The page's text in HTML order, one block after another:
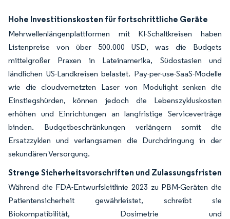
Hohe Investitionskosten für fortschrittliche Geräte
Mehrwellenlängenplattformen mit KI-Schaltkreisen haben
Listenpreise von über 500.000 USD, was die Budgets
mittelgroßer Praxen in Lateinamerika, Südostasien und
ländlichen US-Landkreisen belastet. Pay-per-use-SaaS-Modelle
wie die cloudvernetzten Laser von Modulight senken die
Einstiegshürden, können jedoch die Lebenszykluskosten
erhöhen und Einrichtungen an langfristige Serviceverträge
binden. Budgetbeschränkungen verlängern somit die
Ersatzzyklen und verlangsamen die Durchdringung in der
sekundären Versorgung.
Strenge Sicherheitsvorschriften und Zulassungsfristen
Während die FDA-Entwurfsleitlinie 2023 zu PBM-Geräten die
Patientensicherheit gewährleistet, schreibt sie
Biokompatibilität, Dosimetrie und